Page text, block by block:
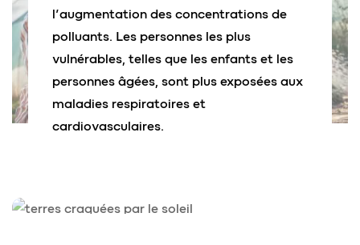
l’augmentation des concentrations de
polluants. Les personnes les plus
vulnérables, telles que les enfants et les
personnes âgées, sont plus exposées aux
maladies respiratoires et
cardiovasculaires.